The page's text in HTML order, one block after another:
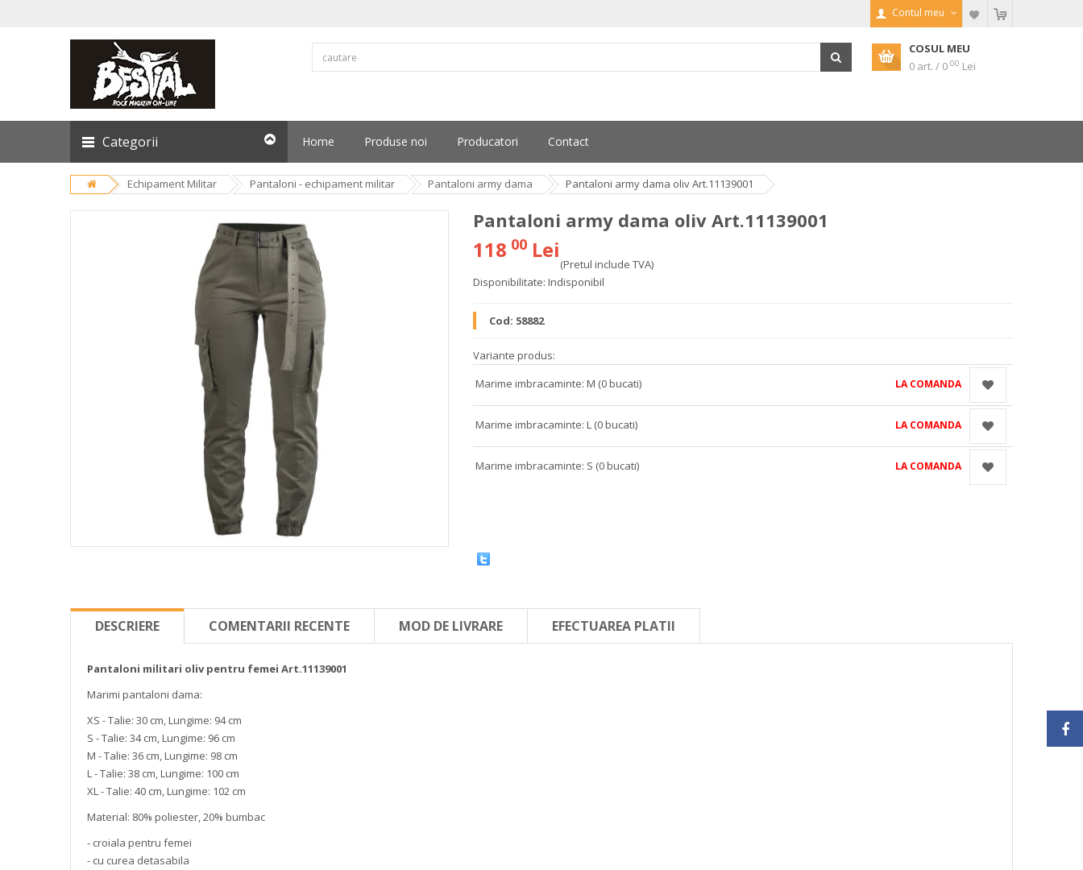
Contul meu
COSUL MEU
0 art. / 0 00 Lei
Categorii Home Produse noi Producatori Contact
Echipament Militar Pantaloni - echipament militar Pantaloni army dama Pantaloni army dama oliv Art.11139001
Pantaloni army dama oliv Art.11139001
118 00 Lei
(Pretul include TVA)
Disponibilitate: Indisponibil
Cod: 58882
Variante produs:
Marime imbracaminte: M (0 bucati)
LA COMANDA
Marime imbracaminte: L (0 bucati) LA COMANDA
Marime imbracaminte: S (0 bucati) LA COMANDA
DESCRIERE COMENTARII RECENTE MOD DE LIVRARE EFECTUAREA PLATII
Pantaloni militari oliv pentru femei Art.11139001
Marimi pantaloni dama:
XS - Talie: 30 cm, Lungime: 94 cm
S - Talie: 34 cm, Lungime: 96 cm
M - Talie: 36 cm, Lungime: 98 cm
L - Talie: 38 cm, Lungime: 100 cm
XL - Talie: 40 cm, Lungime: 102 cm
Material: 80% poliester, 20% bumbac
- croiala pentru femei
- cu curea detasabila